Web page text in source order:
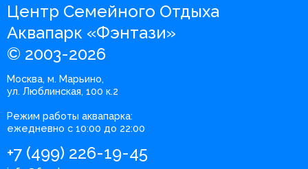
Центр Семейного Отдыха
Аквапарк «Фэнтази»
© 2003-2026
Москва, м. Марьино,
ул. Люблинская, 100 к.2
Режим работы аквапарка:
ежедневно с 10:00 до 22:00
+7 (499) 226-19-45